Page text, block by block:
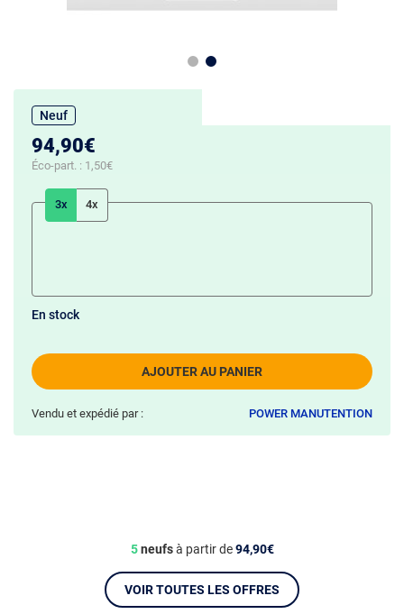
Neuf
94,90€
Éco-part. : 1,50€
3x 4x
AJOUTER AU PANIER
En stock
Vendu et expédié par : POWER MANUTENTION
5neufsà partir de94,90€
VOIR TOUTES LES OFFRES